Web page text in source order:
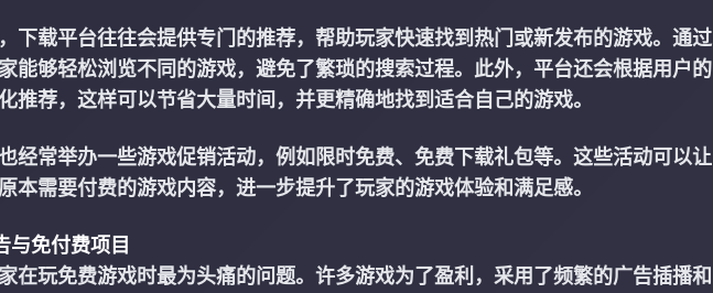
下载平台往往会提供专门的推荐，帮助玩家快速找到热门或新发布的游戏。通过
能够轻松浏览不同的游戏，避免了繁琐的搜索过程。此外，平台还会根据用户的
推荐，这样可以节省大量时间，并更精确地找到适合自己的游戏。
经常举办一些游戏促销活动，例如限时免费、免费下载礼包等。这些活动可以让
本需要付费的游戏内容，进一步提升了玩家的游戏体验和满足感。
与免付费项目
在玩免费游戏时最为头痛的问题。许多游戏为了盈利，采用了频繁的广告插播和